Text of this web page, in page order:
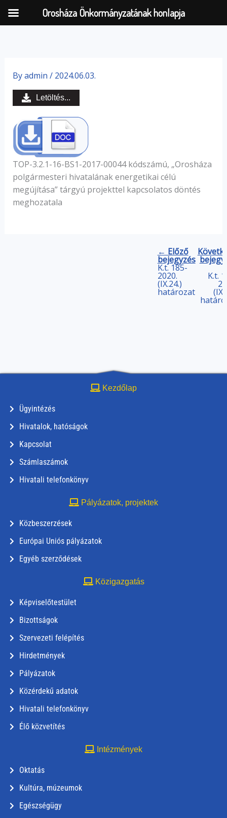
content
Byadmin / 2024.06.03.
TOP-3.2.1-16-BS1-2017-00044 kódszámú, „Orosháza
polgármesteri hivatalának energetikai célú
megújítása” tárgyú projekttel kapcsolatos döntés
meghozatala
Letöltés...
← Előző
bejegyzés
K.t. 185-
2020.
(IX.24.)
határozat
K.t.
Kezdőlap
Ügyintézés
Hivatalok, hatóságok
Kapcsolat
Számlaszámok
Hivatali telefonkönyv
Pályázatok, projektek
Közbeszerzések
Európai Uniós pályázatok
Egyéb szerződések
Közigazgatás
Képviselőtestület
Bizottságok
Szervezeti felépítés
Hirdetmények
Pályázatok
Közérdekű adatok
Hivatali telefonkönyv
Élő közvetítés
Intézmények
Oktatás
Kultúra, múzeumok
Egészségügy
Orosháza Önkormányzatának honlapja